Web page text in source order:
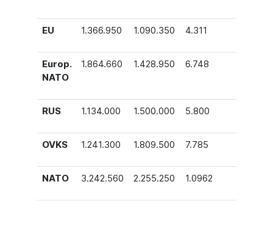
EU 1.366.950 1.090.350 4.311
Europ.
NATO
1.864.660 1.428.950 6.748
RUS 1.134.000 1.500.000 5.800
OVKS 1.241.300 1.809.500 7.785
NATO 3.242.560 2.255.250 1.0962